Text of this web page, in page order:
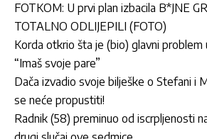
FOTKOM: U prvi plan izbacila B*JNE
TOTALNO ODLIJEPILI (FOTO)
Korda otkrio šta je (bio) glavni problem
“Imaš svoje pare”
Dača izvadio svoje bilješke o Stefani i
se neće propustiti!
Radnik (58) preminuo od iscrpljenosti